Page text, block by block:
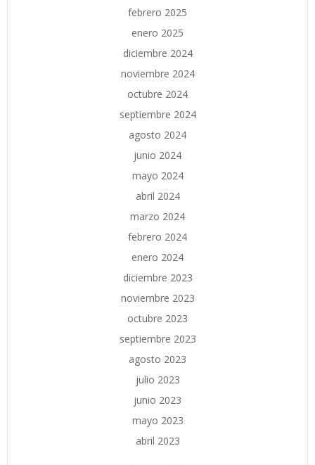
febrero 2025
enero 2025
diciembre 2024
noviembre 2024
octubre 2024
septiembre 2024
agosto 2024
junio 2024
mayo 2024
abril 2024
marzo 2024
febrero 2024
enero 2024
diciembre 2023
noviembre 2023
octubre 2023
septiembre 2023
agosto 2023
julio 2023
junio 2023
mayo 2023
abril 2023